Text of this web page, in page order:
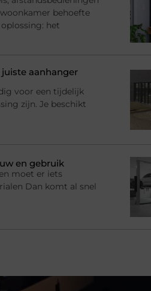
behoefte
het
aanhanger
voor een tijdelijk
zijn. Je beschikt
en gebruik
moet er iets
Dan komt al snel